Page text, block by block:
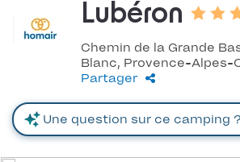
Lubéron
Chemin de la Grande
Blanc, Provence-Alpes-
Partager